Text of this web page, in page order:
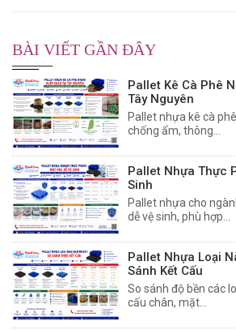
BÀI VIẾT GẦN ĐÂY
Pallet Kê Cà Phê
Tây Nguyên
Pallet nhựa kê cà
chống ẩm, thông...
Pallet Nhựa Thực
Sinh
Pallet nhựa cho
dễ vệ sinh, phù hợp...
Pallet Nhựa Loại
Sánh Kết Cấu
So sánh độ bền các
cấu chân, mặt...